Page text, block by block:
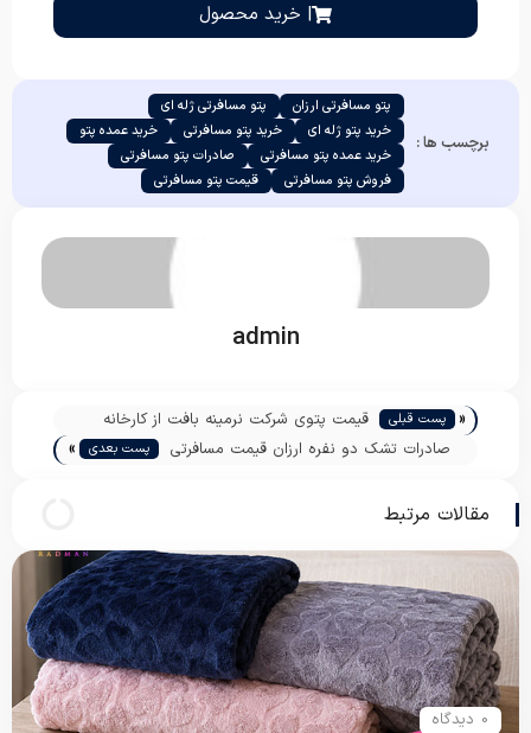
| خرید محصول
برچسب ها :
پتو مسافرتی ارزان
پتو مسافرتی ژله ای
خرید پتو ژله ای
خرید پتو مسافرتی
خرید عمده پتو
خرید عمده پتو مسافرتی
صادرات پتو مسافرتی
فروش پتو مسافرتی
قیمت پتو مسافرتی
admin
« پست قبلی
قیمت پتوی شرکت نرمینه بافت از کارخانه
صادرات تشک دو نفره ارزان قیمت مسافرتی
پست بعدی »
مقالات مرتبط
0 دیدگاه